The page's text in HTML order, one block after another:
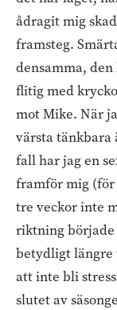
ådragit mig
framsteg.
densamma,
flitig med
mot Mike. När
värsta tänkbara
fall har jag en
framför mig (för
tre veckor inte
riktning började
betydligt längre
att inte bli
slutet av